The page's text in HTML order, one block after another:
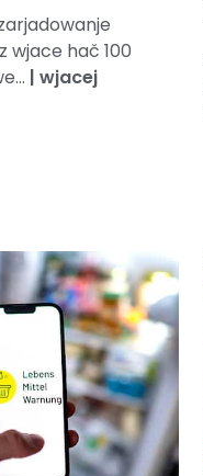
wjace hač 100
| wjacej